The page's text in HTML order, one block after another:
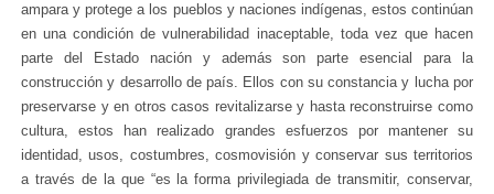
ampara y protege a los pueblos y naciones indígenas, estos continúan
en una condición de vulnerabilidad inaceptable, toda vez que hacen
parte del Estado nación y además son parte esencial para la
construcción y desarrollo de país. Ellos con su constancia y lucha por
preservarse y en otros casos revitalizarse y hasta reconstruirse como
cultura, estos han realizado grandes esfuerzos por mantener su
identidad, usos, costumbres, cosmovisión y conservar sus territorios
a través de la que “es la forma privilegiada de transmitir, conservar,